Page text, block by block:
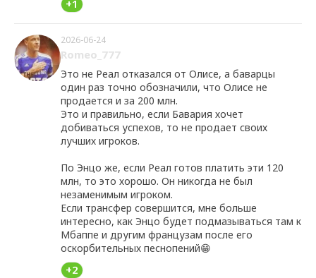
+1
2026-06-24
Romeo_777
Это не Реал отказался от Олисе, а баварцы
один раз точно обозначили, что Олисе не
продается и за 200 млн.
Это и правильно, если Бавария хочет
добиваться успехов, то не продает своих
лучших игроков.
По Энцо же, если Реал готов платить эти 120
млн, то это хорошо. Он никогда не был
незаменимым игроком.
Если трансфер совершится, мне больше
интересно, как Энцо будет подмазываться там к
Мбаппе и другим французам после его
оскорбительных песнопений😁
+2